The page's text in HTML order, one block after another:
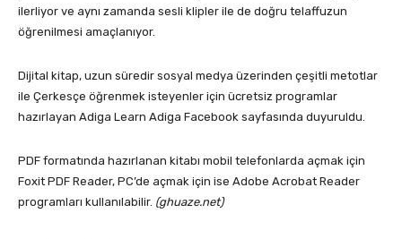
ilerliyor ve aynı zamanda sesli klipler ile de doğru telaffuzun
öğrenilmesi amaçlanıyor.
Dijital kitap, uzun süredir sosyal medya üzerinden çeşitli metotlar
ile Çerkesçe öğrenmek isteyenler için ücretsiz programlar
hazırlayan Adiga Learn Adiga Facebook sayfasında duyuruldu.
PDF formatında hazırlanan kitabı mobil telefonlarda açmak için
Foxit PDF Reader, PC’de açmak için ise Adobe Acrobat Reader
programları kullanılabilir. (ghuaze.net)